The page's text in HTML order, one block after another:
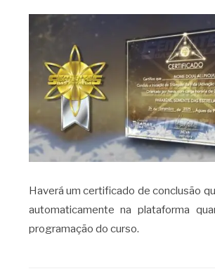
Haverá um certificado de conclusão
automaticamente na plataforma
programação do curso.